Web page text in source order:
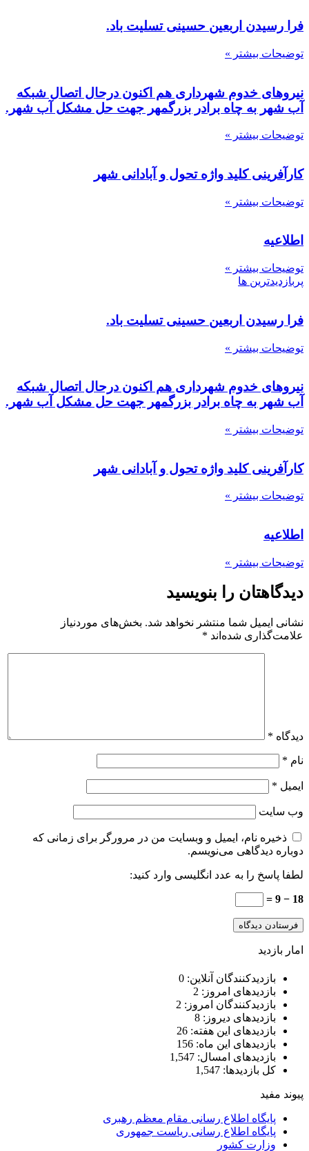
فرا رسیدن اربعین حسینی تسلیت باد.
توضیحات بیشتر »
نیروهای خدوم شهرداری هم اکنون درحال اتصال شبکه
آب شهر به چاه برادر بزرگمهر جهت حل مشکل آب شهر.
توضیحات بیشتر »
کارآفرینی کلید واژه تحول و آبادانی شهر
توضیحات بیشتر »
اطلاعیه
توضیحات بیشتر »
پربازدیدترین ها
فرا رسیدن اربعین حسینی تسلیت باد.
توضیحات بیشتر »
نیروهای خدوم شهرداری هم اکنون درحال اتصال شبکه
آب شهر به چاه برادر بزرگمهر جهت حل مشکل آب شهر.
توضیحات بیشتر »
کارآفرینی کلید واژه تحول و آبادانی شهر
توضیحات بیشتر »
اطلاعیه
توضیحات بیشتر »
دیدگاهتان را بنویسید
نشانی ایمیل شما منتشر نخواهد شد. بخش‌های موردنیاز
علامت‌گذاری شده‌اند *
دیدگاه *
نام *
ایمیل *
وب‌ سایت
ذخیره نام، ایمیل و وبسایت من در مرورگر برای زمانی که
دوباره دیدگاهی می‌نویسم.
لطفا پاسخ را به عدد انگلیسی وارد کنید:
18 − 9 =
امار بازدید
بازدیدکنندگان آنلاین: 0
بازدیدهای امروز: 2
بازدیدکنندگان امروز: 2
بازدیدهای دیروز: 8
بازدیدهای این هفته: 26
بازدیدهای این ماه: 156
بازدیدهای امسال: 1,547
کل بازدیدها: 1,547
پیوند مفید
پایگاه اطلاع رسانی مقام معظم رهبری
پایگاه اطلاع رسانی ریاست جمهوری
وزارت کشور